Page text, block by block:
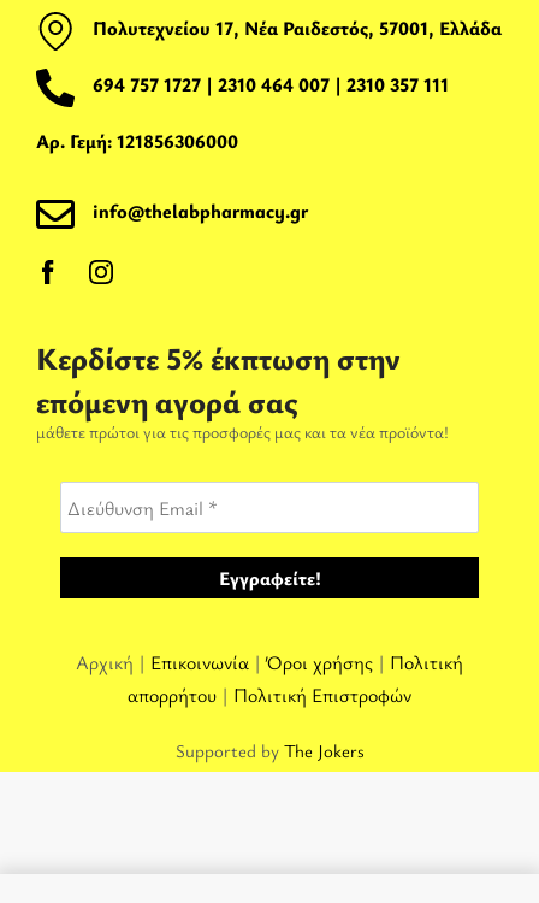
Πολυτεχνείου 17, Νέα Ραιδεστός, 57001, Ελλάδα
694 757 1727 | 2310 464 007 | 2310 357 111
Αρ. Γεμή: 121856306000
info@thelabpharmacy.gr
Κερδίστε 5% έκπτωση στην
επόμενη αγορά σας
μάθετε πρώτοι για τις προσφορές μας και τα νέα προϊόντα!
Αρχική | Επικοινωνία |Όροι χρήσης | Πολιτική
απορρήτου | Πολιτική Επιστροφών
Supported by The Jokers